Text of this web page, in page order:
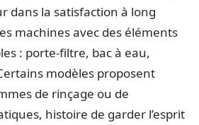
dans la satisfaction à long
machines avec des éléments
: porte-filtre, bac à eau,
modèles proposent
de rinçage ou de
histoire de garder l’esprit